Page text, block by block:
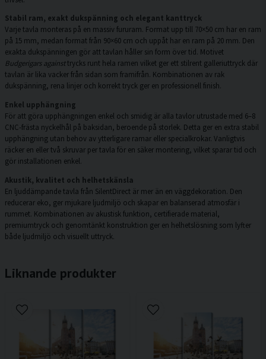
Stabil ram, exakt dukspänning och elegant kanttryck
Varje tavla monteras på en massiv fururam. Format upp till 70×50 cm har en ram
på 15 mm, medan format från 90×60 cm och uppåt har en ram på 20 mm. Den
exakta dukspänningen gör att tavlan håller sin form över tid. Motivet
Budgerigars againsttrycks runt hela ramen vilket ger ett stilrent galleriuttryck där
tavlan är lika vacker från sidan som framifrån. Kombinationen av rak
dukspänning, rena linjer och korrekt tryck ger en professionell finish.
Enkel upphängning
För att göra upphängningen enkel och smidig är alla tavlor utrustade med 6–8
CNC-frästa nyckelhål på baksidan, beroende på storlek. Detta ger en extra stabil
upphängning utan behov av ytterligare ramar eller specialkrokar. Vanligtvis
räcker en eller två skruvar per tavla för en säker montering, vilket sparar tid och
gör installationen enkel.
Akustik, kvalitet och helhetskänsla
En ljuddämpande tavla från SilentDirect är mer än en väggdekoration. Den
reducerar eko, ger mjukare ljudmiljö och skapar en balanserad atmosfär i
rummet. Kombinationen av akustisk funktion, certifierade material,
premiumtryck och genomtänkt konstruktion ger en helhetslösning som lyfter
både ljudmiljö och visuellt uttryck.
Liknande produkter